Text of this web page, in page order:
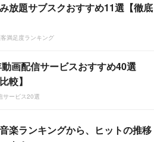
放題サブスクおすすめ11選【徹底
満足度ランキング
画配信サービスおすすめ40選
較】
サービス20選
楽ランキングから、ヒットの推移